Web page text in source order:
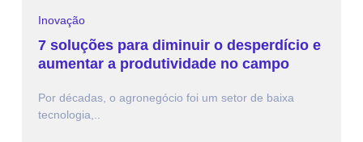
Inovação
7 soluções para diminuir o desperdício e
aumentar a produtividade no campo
Por décadas, o agronegócio foi um setor de baixa
tecnologia,..